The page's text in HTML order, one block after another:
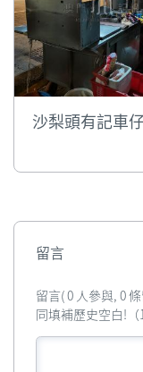
沙梨頭有記車
留言
留言( 0 人參與, 0
同填補歷史空白!（